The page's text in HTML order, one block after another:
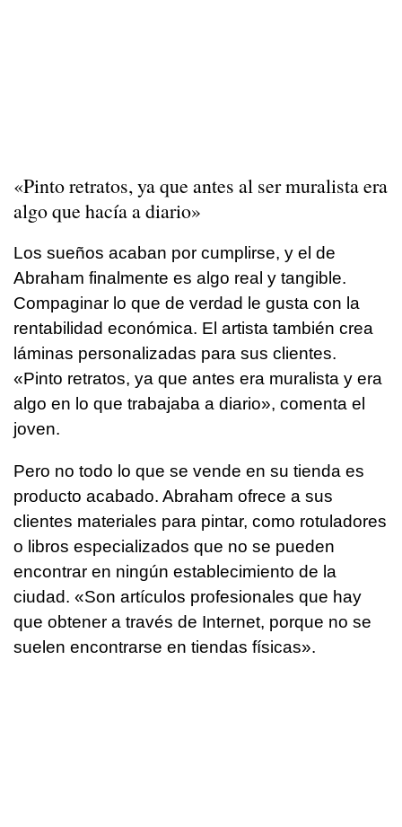
«Pinto retratos, ya que antes al ser muralista era
algo que hacía a diario»
Los sueños acaban por cumplirse, y el de
Abraham finalmente es algo real y tangible.
Compaginar lo que de verdad le gusta con la
rentabilidad económica. El artista también crea
láminas personalizadas para sus clientes.
«Pinto retratos, ya que antes era muralista y era
algo en lo que trabajaba a diario», comenta el
joven.
Pero no todo lo que se vende en su tienda es
producto acabado. Abraham ofrece a sus
clientes materiales para pintar, como rotuladores
o libros especializados que no se pueden
encontrar en ningún establecimiento de la
ciudad. «Son artículos profesionales que hay
que obtener a través de Internet, porque no se
suelen encontrarse en tiendas físicas».